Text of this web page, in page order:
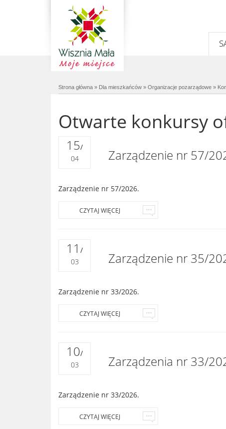
Strona główna » Dla mieszkańców » Organizacje pozarządowe »
Otwarte konkursy
15/
04
Zarządzenie nr 57/
Zarządzenie nr 57/2026.
CZYTAJ WIĘCEJ
11 /
03
Zarządzenie nr 35/
Zarządzenie nr 33/2026.
CZYTAJ WIĘCEJ
10/
03
Zarządzenia nr 33/
Zarządzenie nr 33/2026.
CZYTAJ WIĘCEJ
Next